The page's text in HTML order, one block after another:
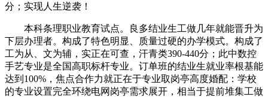
分；实现人生逆袭！
本科条理职业教育试点。良多结业生工做几年就能晋升为
下层办理者。构成了特色明显、质量过硬的办学模式。构成了
工为从、文为辅，实正在可查，汗青类390-440分；此中数控
手艺专业是全国高职标杆专业。订单班的结业生就业率根基能
达到100%，焦点合作力就正在于专业取岗亭高度婚配：学校
的专业设置完全环绕电网岗亭需求展开，相当于提前堆集工做